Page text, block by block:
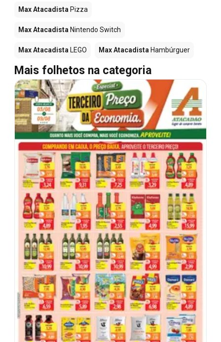
Max Atacadista Pizza
Max Atacadista Nintendo Switch
Max Atacadista LEGO Max Atacadista Hambúrguer
Mais folhetos na categoria